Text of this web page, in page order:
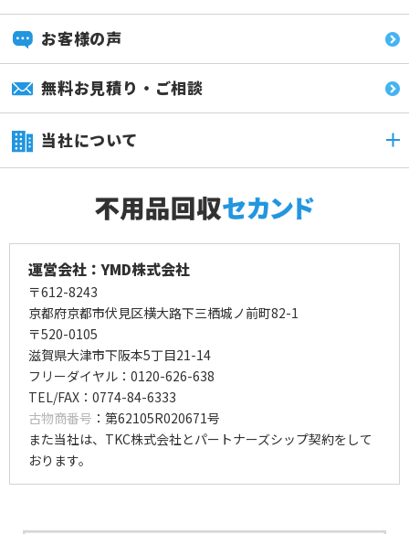
お客様の声
無料お見積り・ご相談
当社について
運営会社：YMD株式会社
〒612-8243
京都府京都市伏見区横大路下三栖城ノ前町82-1
〒520-0105
滋賀県大津市下阪本5丁目21-14
フリーダイヤル：0120-626-638
TEL/FAX：0774-84-6333
古物商番号 ：第62105R020671号
また当社は、TKC株式会社とパートナーズシップ契約をして
おります。